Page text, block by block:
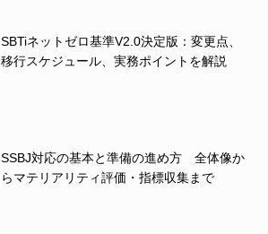
SBTiネットゼロ基準V2.0決定版：変更点、
移行スケジュール、実務ポイントを解説
SSBJ対応の基本と準備の進め方 全体像か
らマテリアリティ評価・指標収集まで